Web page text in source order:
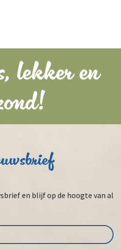
lekker en
en blijf op de hoogte van al